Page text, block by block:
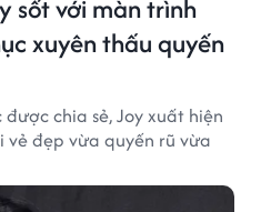
sốt với màn trình
xuyên thấu quyến
chia sẻ, Joy xuất hiện
đẹp vừa quyến rũ vừa